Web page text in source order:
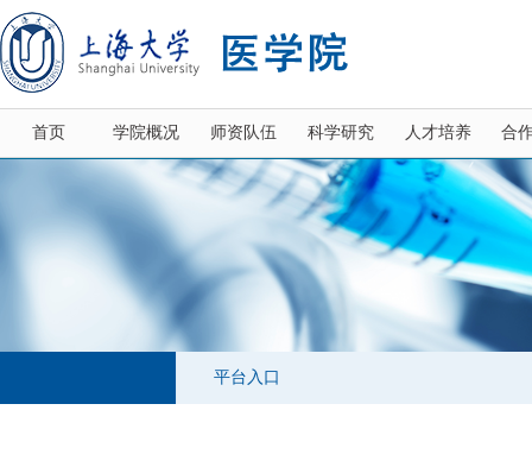
首页 学院概况 师资队伍 科学研究 人才培养 合
平台入口